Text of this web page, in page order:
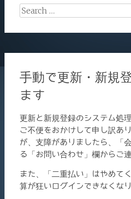
Search
手動で更新・新規
ます
更新と新規登録のシステム処
ご不便をおかけして申し訳あ
が、支障がありましたら、「
る「お問い合わせ」欄からご
また、「二重払い」はやめて
算が狂いログインできなくなり